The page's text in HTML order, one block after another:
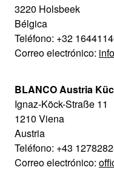
3220 Holsbeek
Bélgica
Teléfono: +32
Correo electrónico:
BLANCO Austria
Ignaz-Köck-Straße 11
1210 Viena
Austria
Teléfono: +43
Correo electrónico: